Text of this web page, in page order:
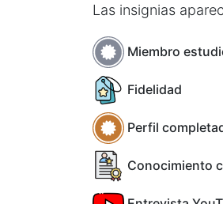
Las insignias
Miembro
Fidelidad
Perfil
Conocimiento